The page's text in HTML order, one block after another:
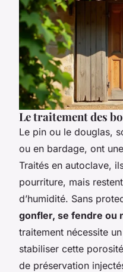
Le traitement des
Le pin ou le douglas,
ou en bardage, ont
Traités en autoclave,
pourriture, mais
d’humidité. Sans
gonfler, se fendre ou
traitement nécessite
stabiliser cette
de préservation